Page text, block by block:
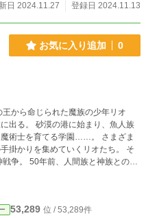
日 2024.11.27
登録日 2024.11.13
お気に入り追加 0
り、魚人族
を育てる学園……。 さまざま
掛かりを集めていくリオたち。 そ
53,289 位 / 53,289件